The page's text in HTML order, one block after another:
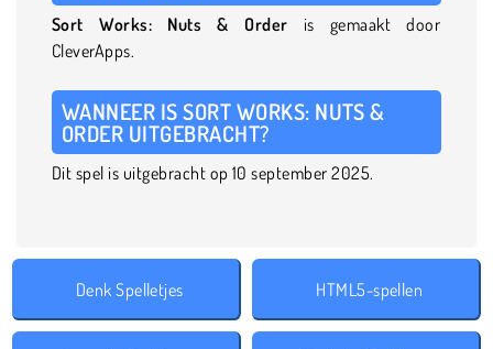
Sort Works: Nuts & Order is gemaakt door
CleverApps.
WANNEER IS SORT WORKS: NUTS &
ORDER UITGEBRACHT?
Dit spel is uitgebracht op 10 september 2025.
Denk Spelletjes HTML5-spellen